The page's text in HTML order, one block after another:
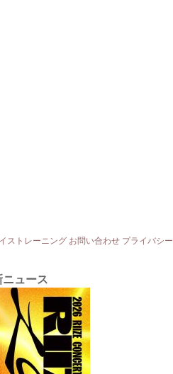
ストレーニング お問い合わせ プライバシ
ニュース